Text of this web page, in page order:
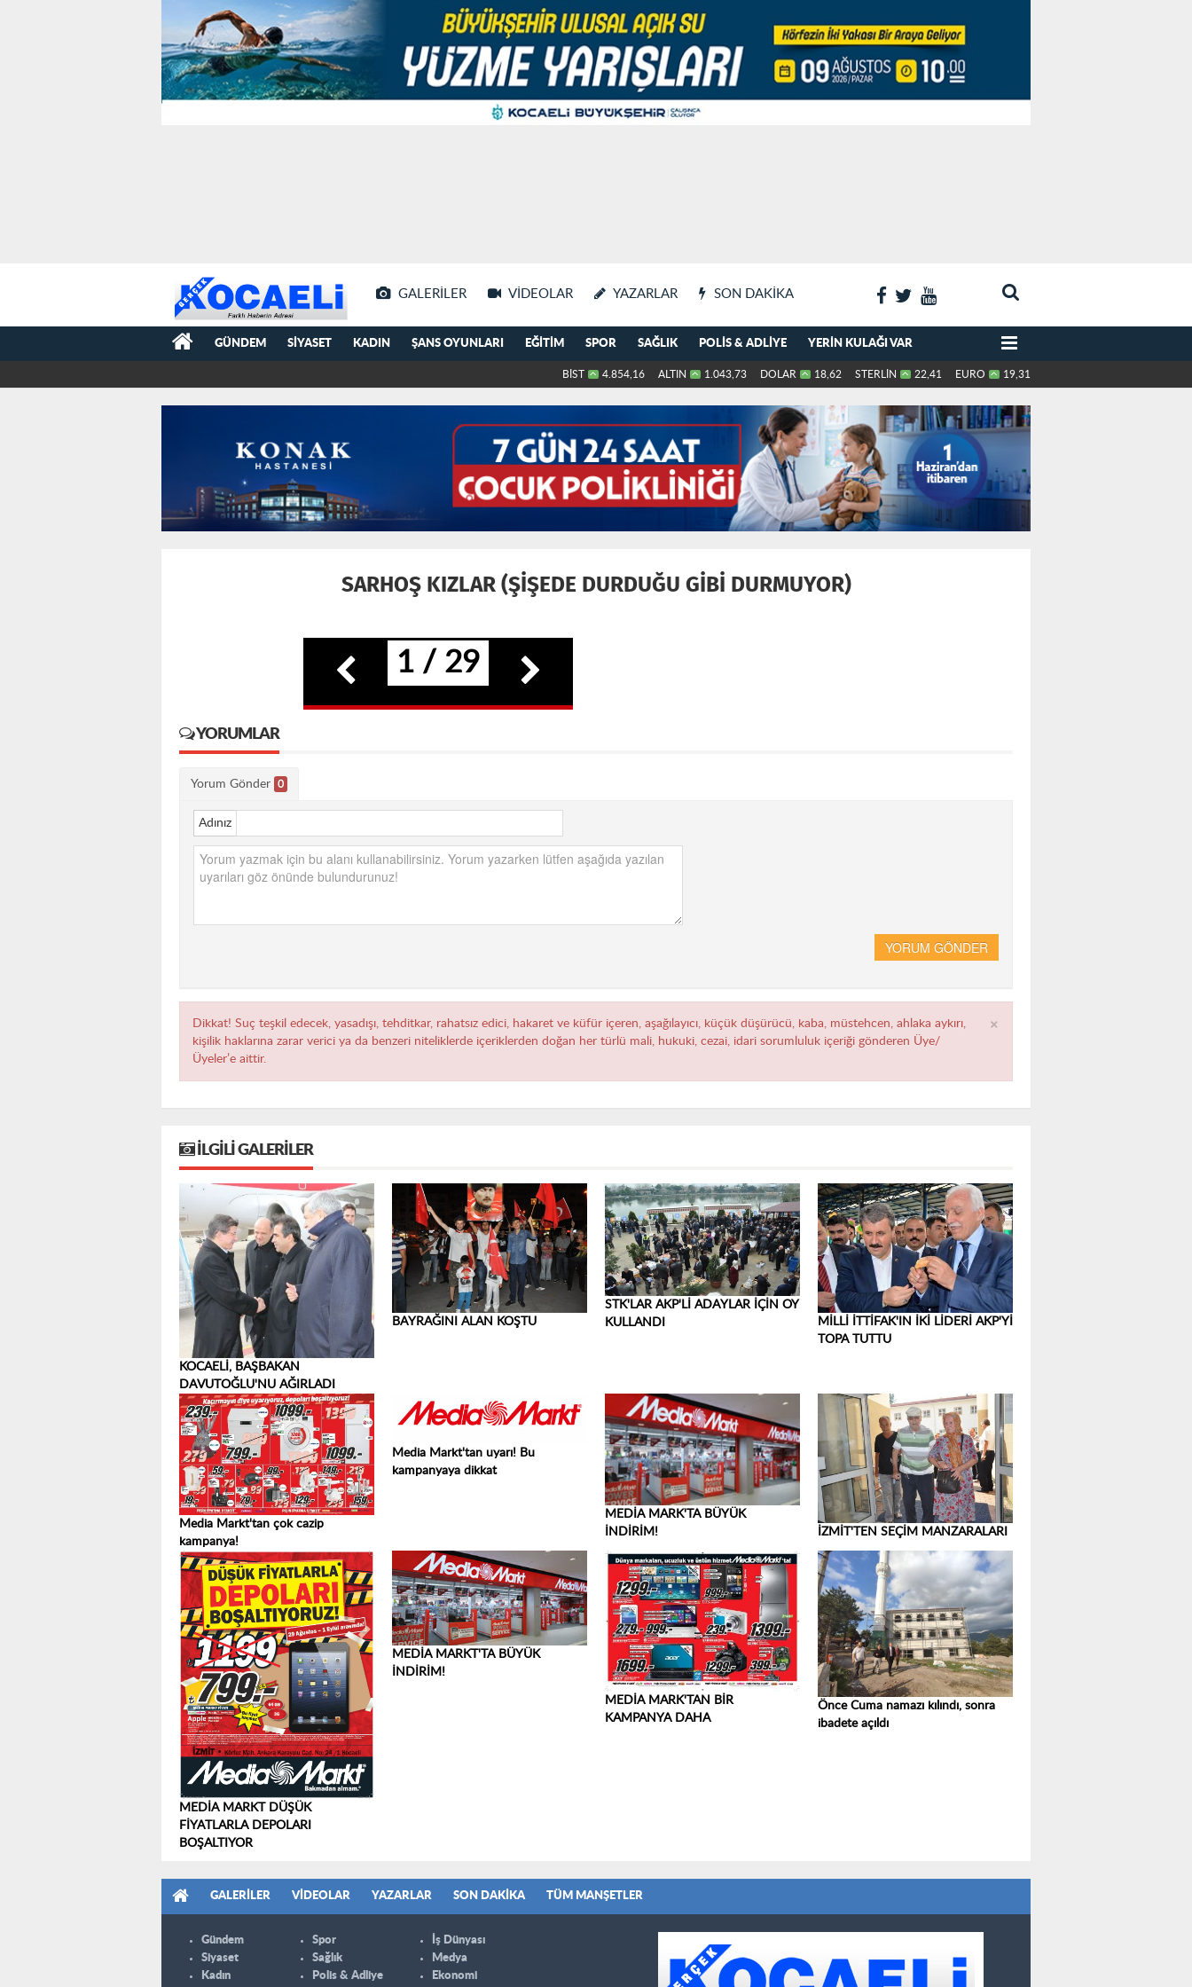
GALERILER VIDEOLAR YAZARLAR SON DAKIKA
GÜNDEM SIYASET KADIN ŞANS OYUNLARI EĞITIM SPOR SAĞLIK POLIS & ADLIYE YERIN KULAĞI VAR
BİST 4.854,16 ALTIN 1.043,73 DOLAR 18,62 STERLİN 22,41 EURO 19,31
SARHOŞ KIZLAR (ŞİŞEDE DURDUĞU GİBİ DURMUYOR)
1 / 29
YORUMLAR
Yorum Gönder 0
Adınız
YORUM GÖNDER
×
Dikkat! Suç teşkil edecek, yasadışı, tehditkar, rahatsız edici, hakaret ve küfür içeren, aşağılayıcı, küçük düşürücü, kaba, müstehcen, ahlaka aykırı,
kişilik haklarına zarar verici ya da benzeri niteliklerde içeriklerden doğan her türlü mali, hukuki, cezai, idari sorumluluk içeriği gönderen Üye/
Üyeler’e aittir.
İLGILI GALERILER
KOCAELİ, BAŞBAKAN
DAVUTOĞLU'NU AĞIRLADI
BAYRAĞINI ALAN KOŞTU
STK'LAR AKP'Lİ ADAYLAR İÇİN OY
KULLANDI
MİLLİ İTTİFAK'IN İKİ LİDERİ AKP'Yİ
TOPA TUTTU
Media Markt'tan çok cazip
kampanya!
Media Markt'tan uyarı! Bu
kampanyaya dikkat
MEDİA MARK'TA BÜYÜK
İNDİRİM!
İZMİT'TEN SEÇİM MANZARALARI
MEDİA MARKT DÜŞÜK
FİYATLARLA DEPOLARI
BOŞALTIYOR
MEDİA MARKT'TA BÜYÜK
İNDİRİM!
MEDİA MARK'TAN BİR
KAMPANYA DAHA
Önce Cuma namazı kılındı, sonra
ibadete açıldı
GALERILER VIDEOLAR YAZARLAR SON DAKIKA TÜM MANŞETLER
Gündem
Siyaset
Kadın
Spor
Sağlık
Polis & Adliye
İş Dünyası
Medya
Ekonomi